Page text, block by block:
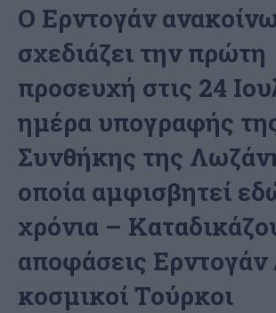
Ο Ερντογάν
σχεδιάζει την πρώτη
προσευχή στις 24
ημέρα υπογραφής
Συνθήκης της
οποία αμφισβητεί
χρόνια –
αποφάσεις Ερντογάν
κοσμικοί Τούρκοι